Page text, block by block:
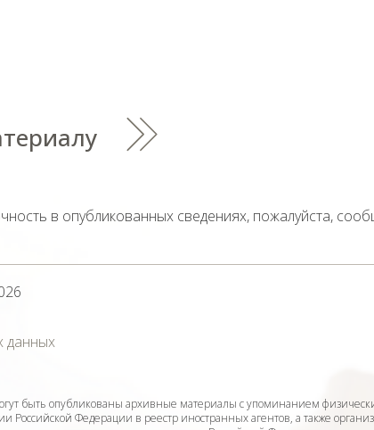
быть опубликованы архивные материалы с упоминанием
Федерации в реестр иностранных агентов, а также
данных
в опубликованных сведениях, пожалуйста,